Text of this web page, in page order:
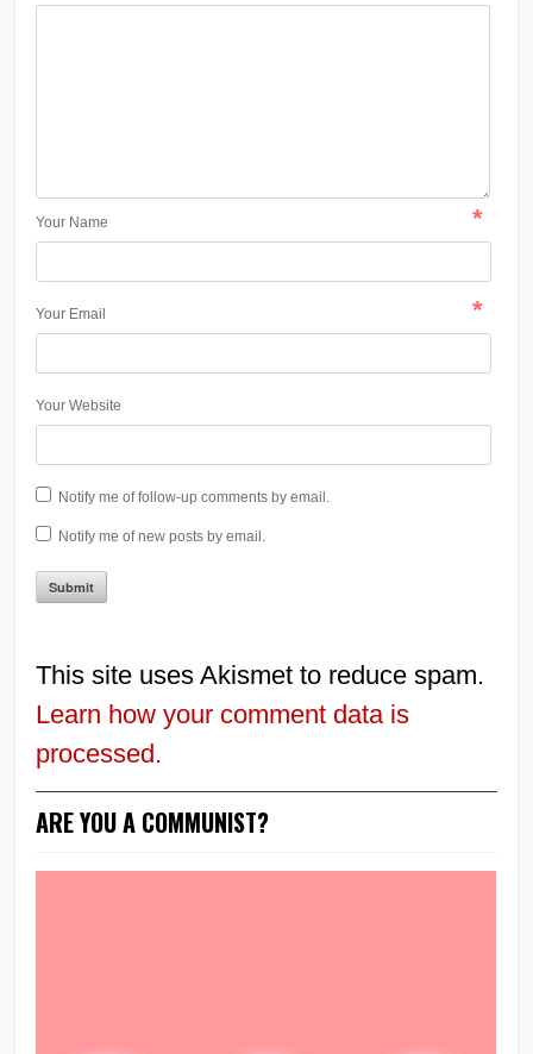
Your Name *
Your Email *
Your Website
Notify me of follow-up comments by email.
Notify me of new posts by email.
This site uses Akismet to reduce spam.
Learn how your comment data is
processed.
ARE YOU A COMMUNIST?